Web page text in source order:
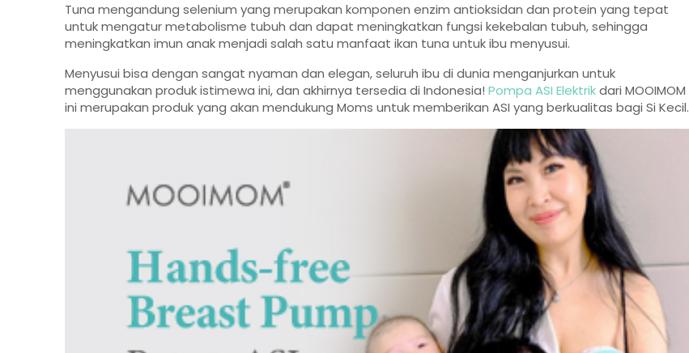
Tuna mengandung selenium yang merupakan komponen enzim antioksidan dan protein yang tepat
untuk mengatur metabolisme tubuh dan dapat meningkatkan fungsi kekebalan tubuh, sehingga
meningkatkan imun anak menjadi salah satu manfaat ikan tuna untuk ibu menyusui.
Menyusui bisa dengan sangat nyaman dan elegan, seluruh ibu di dunia menganjurkan untuk
menggunakan produk istimewa ini, dan akhirnya tersedia di Indonesia! Pompa ASI Elektrikdari MOOIMOM
ini merupakan produk yang akan mendukung Moms untuk memberikan ASI yang berkualitas bagi Si Kecil.